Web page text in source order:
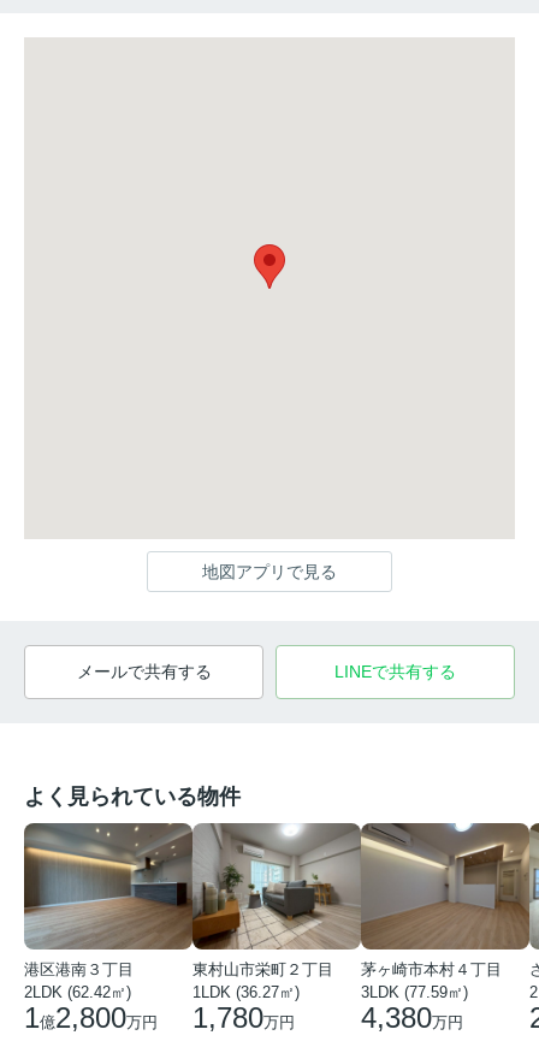
地図アプリで見る
メールで共有する LINEで共有する
よく見られている物件
港区港南３丁目
2LDK (62.42㎡)
1億2,800万円
東村山市栄町２丁目
1LDK (36.27㎡)
1,780万円
茅ヶ崎市本村４丁目
3LDK (77.59㎡)
4,380万円